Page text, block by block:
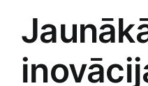
Preces birojam
Preces pieaugušajiem